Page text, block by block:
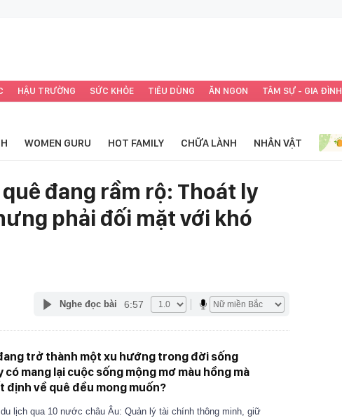
HẬU TRƯỜNG SỨC KHỎE TIÊU DÙNG ĂN NGON TÂM SỰ - GIA ĐÌNH
WOMEN GURU HOT FAMILY CHỮA LÀNH NHÂN VẬT
đang rầm rộ: Thoát ly
phải đối mặt với khó
Nghe đọc bài 6:57
trở thành một xu hướng trong đời sống
mang lại cuộc sống mộng mơ màu hồng mà
định về quê đều mong muốn?
lịch qua 10 nước châu Âu: Quản lý tài chính thông minh, giữ